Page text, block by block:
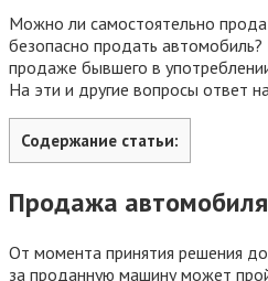
Можно ли самостоятельно
безопасно продать
продаже бывшего в
На эти и другие вопросы ответ
Содержание статьи:
Продажа
От момента принятия решения
за проданную машину может